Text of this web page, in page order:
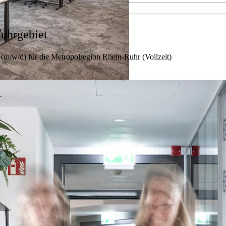
Immobilienprozess.
kennen.
w/d) für die Metropolregion Rhein-Ruhr (Vollzeit)